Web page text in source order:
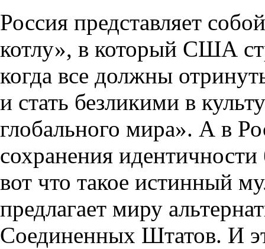
Россия представляет
котлу», в который США
когда все должны
и стать безликими в
глобального мира». А в
сохранения
вот что такое истинный
предлагает миру
Соединенных Штатов. И